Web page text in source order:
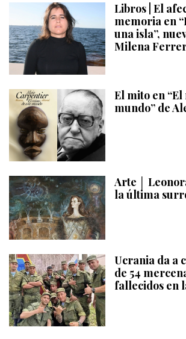
Libros | El
memoria en
una isla”,
Milena
El mito en
mundo” de
Arte │
la última
Ucrania da a
de 54
fallecidos en